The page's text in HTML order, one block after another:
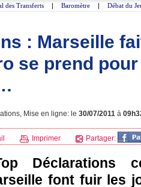
des Transferts | Baromètre | Débat du
: Marseille
se prend
Mise en ligne: le 30/07/2011 à
Imprimer Partager:
Déclarations
font fuir les